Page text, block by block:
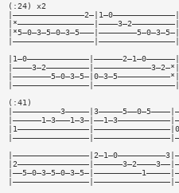
(:24) x2
|1—0—————————————|——————2—1—0——————|
|————3—2—————————|————————————3—2—*|
|————————5—0—3—5—|0—3—5———————————*|
|————————————————|—————————————————|
(:41)